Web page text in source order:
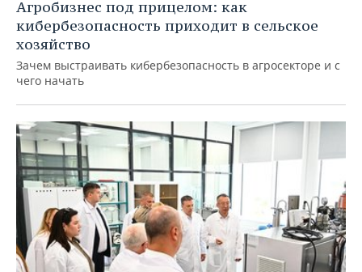
Агробизнес под прицелом: как
кибербезопасность приходит в сельское
хозяйство
Зачем выстраивать кибербезопасность в агросекторе и с
чего начать